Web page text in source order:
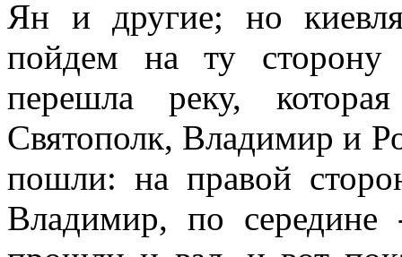
Ян и другие; но
пойдем на ту
перешла реку,
Святополк, Владимир и
пошли: на правой
Владимир, по середине